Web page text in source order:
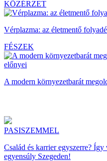
KÖZÉRZET
Vérplazma: az életmentő
FÉSZEK
A modern környezetbarát
PASISZEMMEL
Család és karrier egyszerre?
egyensúly Szegeden!